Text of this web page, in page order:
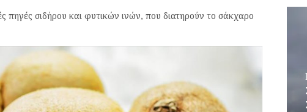
πηγές σιδήρου και φυτικών ινών, που διατηρούν το σάκχαρο